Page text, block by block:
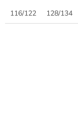
116/122
128/134